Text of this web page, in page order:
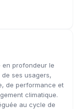
en profondeur le
ses usagers,
de performance et
climatique.
au cycle de